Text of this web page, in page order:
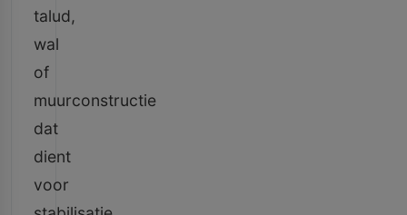
talud,
wal
of
muurconstructie
dat
dient
voor